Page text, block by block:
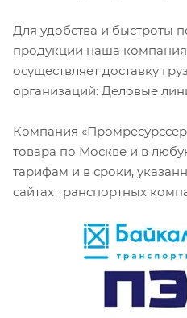
Для удобства и быстроты
продукции наша компания
осуществляет доставку
организаций: Деловые
Компания
товара по Москве и в
тарифам и в сроки,
сайтах транспортных